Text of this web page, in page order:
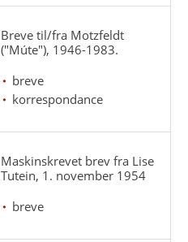
Breve til/fra Motzfeldt
("Múte"), 1946-1983.
breve
korrespondance
Maskinskrevet brev fra Lise
Tutein, 1. november 1954
breve